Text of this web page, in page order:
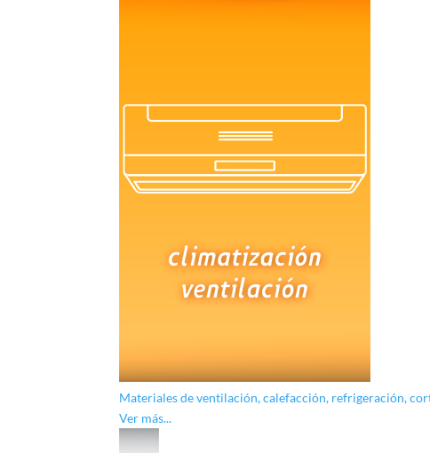
Materiales de ventilación, calefacción, refrigeración,
Ver más...